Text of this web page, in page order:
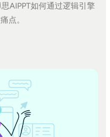
AIPPT如何通过逻辑引擎
点。